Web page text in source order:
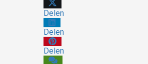
Delen
Delen
Delen